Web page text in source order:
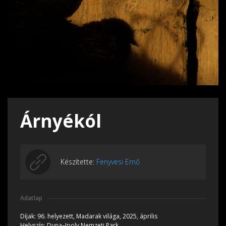
Árnyékól
Készítette: Fenyvesi Ernő
Adatlap
Díjak: 96. helyezett, Madarak világa, 2025, április